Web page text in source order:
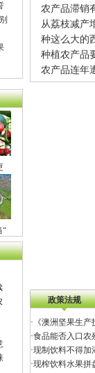
农产品滞销
从荔枝减产
种这么大的
种植农产品
农产品连年
“
政策法规
· 《澳洲坚果生
·食品能否入口农
·现制饮料不得加
·现榨饮料水果